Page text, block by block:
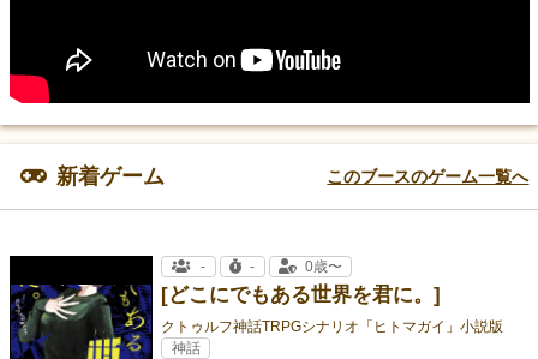
新着ゲーム このブースのゲーム一覧へ
[どこにでもある世界を君に。]
クトゥルフ神話TRPGシナリオ「ヒトマガイ」小説版
- - 0歳〜
神話